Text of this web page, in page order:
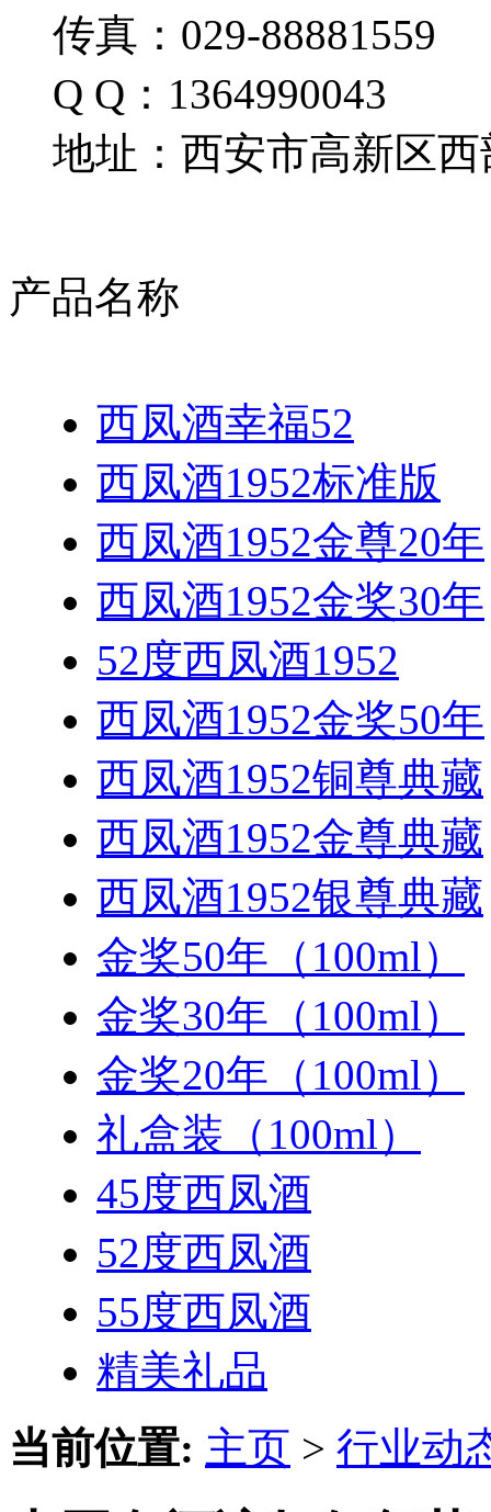
传真：029-88881559
Q Q：1364990043
地址：西安市高新区西
产品名称
西凤酒幸福52
西凤酒1952标准版
西凤酒1952金尊20年
西凤酒1952金奖30年
52度西凤酒1952
西凤酒1952金奖50年
西凤酒1952铜尊典藏
西凤酒1952金尊典藏
西凤酒1952银尊典藏
金奖50年（100ml）
金奖30年（100ml）
金奖20年（100ml）
礼盒装（100ml）
45度西凤酒
52度西凤酒
55度西凤酒
精美礼品
当前位置: 主页 > 行业动